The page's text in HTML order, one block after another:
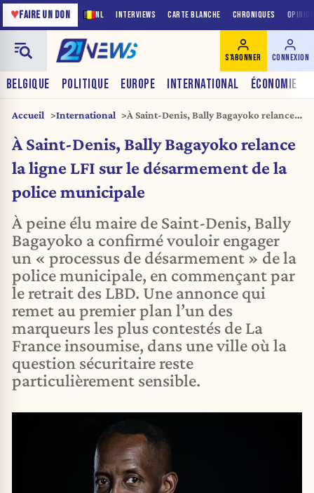
NL INTERVIEWS CARTE BLANCHE CHRONIQUES
♥FAIRE UN DON
BELGIQUE POLITIQUE EUROPE INTERNATIONAL ÉCONOMIE
S'ABONNER CONNEXION
Accueil International
À Saint-Denis, Bally Bagayoko relance
police municipale
À Saint-Denis, Bally Bagayoko relance
la ligne LFI sur le désarmement de la
police municipale
À peine élu maire de Saint-Denis, Bally
Bagayoko a confirmé vouloir engager
un « processus de désarmement » de la
police municipale, en commençant par
le retrait des LBD. Une annonce qui
remet au premier plan l’un des
marqueurs les plus contestés de La
France insoumise, dans une ville où la
question sécuritaire reste
particulièrement sensible.